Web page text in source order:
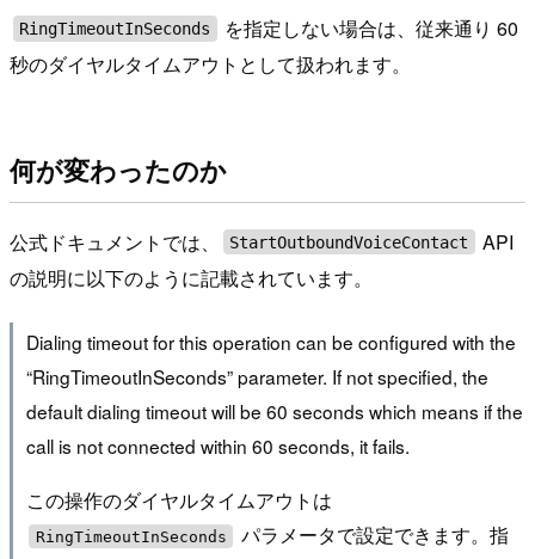
RingTimeoutInSeconds
を指定しない場合は、従来通り 60
秒のダイヤルタイムアウトとして扱われます。
何が変わったのか
公式ドキュメントでは、 StartOutboundVoiceContact
API
の説明に以下のように記載されています。
Dialing timeout for this operation can be configured with the
“RingTimeoutInSeconds” parameter. If not specified, the
default dialing timeout will be 60 seconds which means if the
call is not connected within 60 seconds, it fails.
この操作のダイヤルタイムアウトは
RingTimeoutInSeconds
パラメータで設定できます。指